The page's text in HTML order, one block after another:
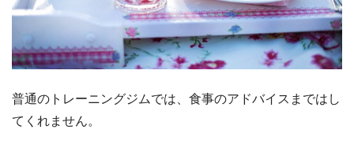
普通のトレーニングジムでは、食事のアドバイスまではし
てくれません。